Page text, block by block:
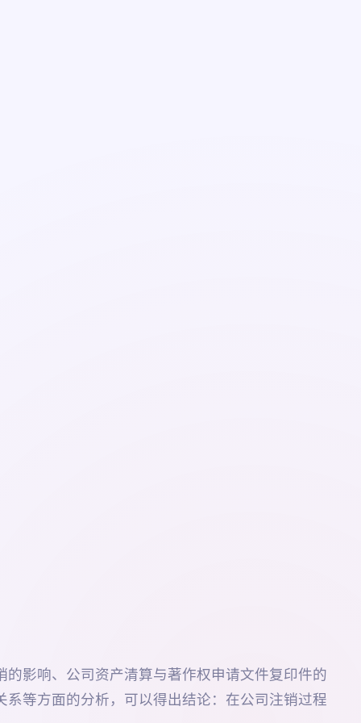
影响、公司资产清算与著作权申请文件复印件的
等方面的分析，可以得出结论：在公司注销过程